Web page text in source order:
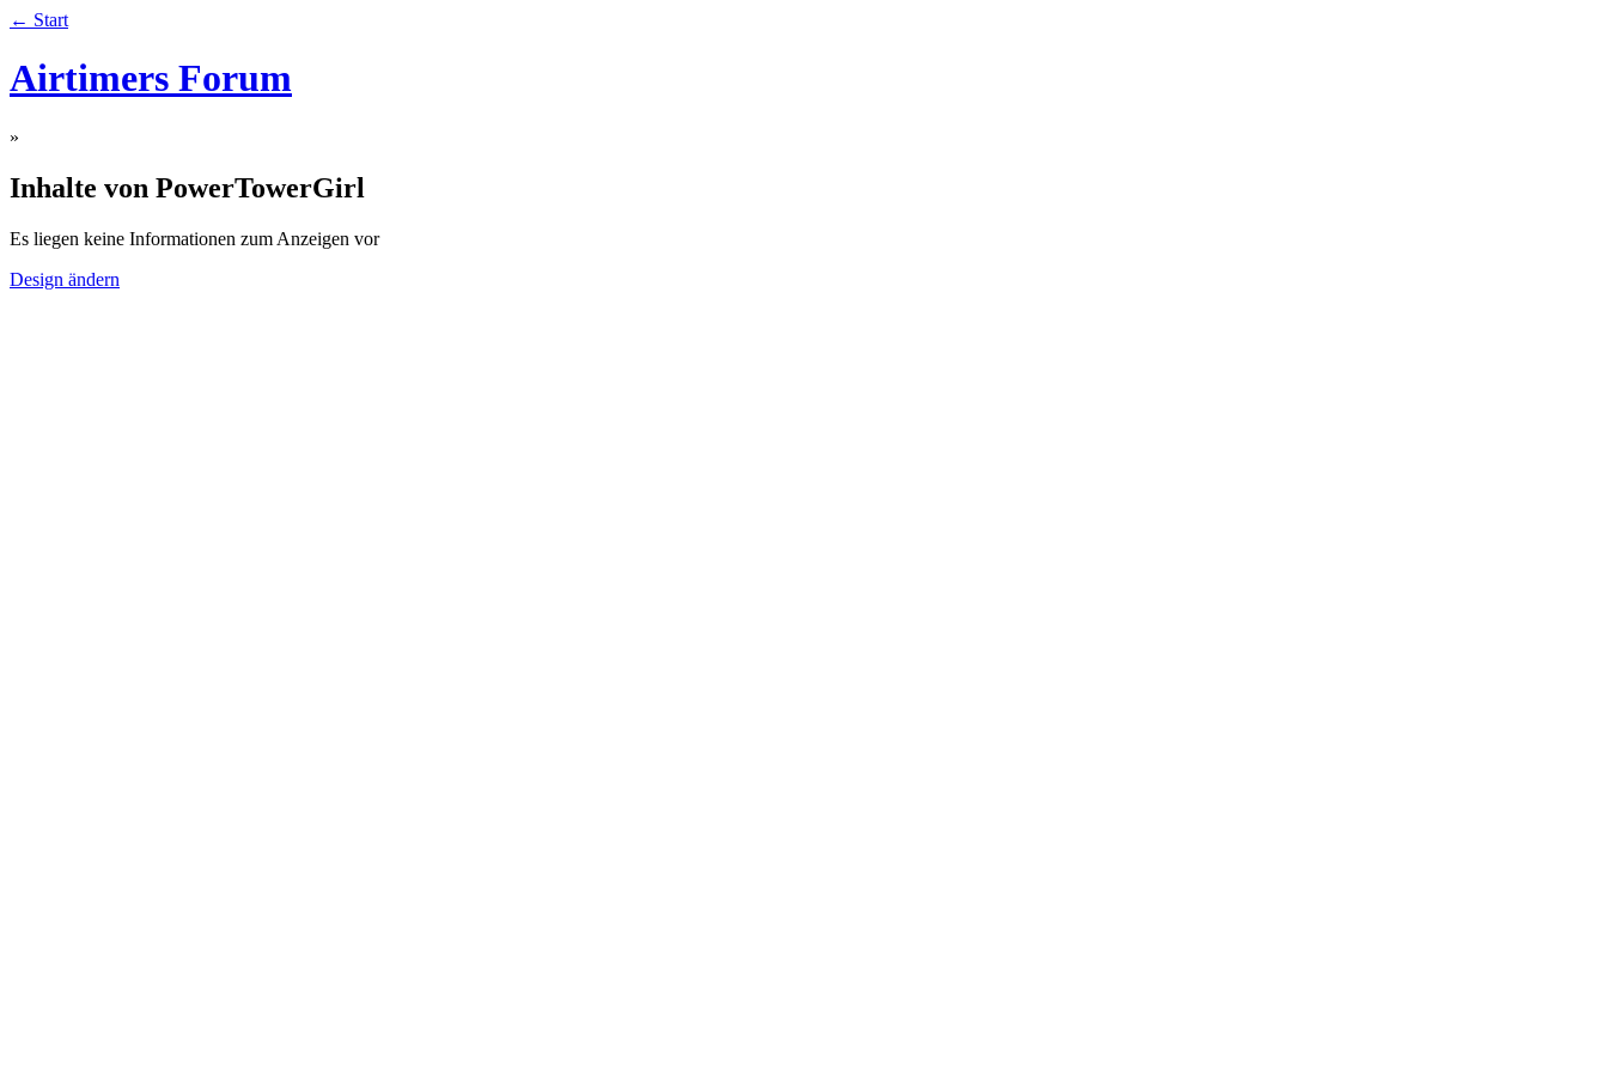
← Start
Airtimers Forum
»
Inhalte von PowerTowerGirl
Es liegen keine Informationen zum Anzeigen vor
Design ändern